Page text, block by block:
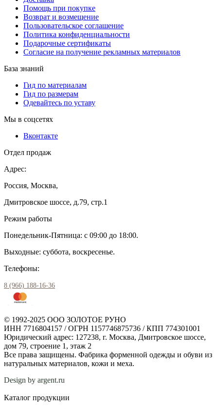
Помощь при покупке
Возврат и возмещение
Пользовательское соглашение
Политика конфиденциальности
Подарочные сертификаты
Согласие на получение рекламных материалов
База знаний
Гид по материалам
Гид по размерам
Одевайтесь по уставу
Мы в соцсетях
Вконтакте
Отдел продаж
Адрес:
Россия, Москва,
Дмитровское шоссе, д.79, стр.1
Режим работы
Понедельник-Пятница: с 09:00 до 18:00.
Выходные: суббота, воскресенье.
Телефоны:
8 (966) 188-16-36
© 1992-2025 ООО ЗОЛОТОЕ РУНО
ИНН 7716804157 / ОГРН 1157746875736 / КПП 774301001
Юридический адрес: 127238, г. Москва, Дмитровское шоссе,
дом 79, строение 1, этаж 2
Все права защищены. Фабрика форменной одежды и обуви из
натуральных материалов, кожи и меха.
Design by argent.ru
Каталог продукции